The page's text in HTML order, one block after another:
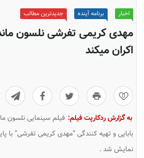
اخبار برنامه آینده جدیدترین مطالب
مهدی کریمی تفرشی نلسون
اکران میکند
0
به گزارش ردکارپت فیلم: فیلم سینمایی نلسون
بابایی و تهیه کنندگی “مهدی کریمی تفرشی” با
نمایش شد .